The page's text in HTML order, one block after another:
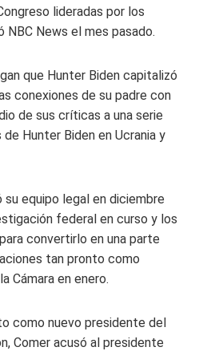
lideradas por los
NBC News el mes pasado.
que Hunter Biden capitalizó
conexiones de su padre con
de sus críticas a una serie
Hunter Biden en Ucrania y
equipo legal en diciembre
federal en curso y los
convertirlo en una parte
tan pronto como
Cámara en enero.
como nuevo presidente del
Comer acusó al presidente